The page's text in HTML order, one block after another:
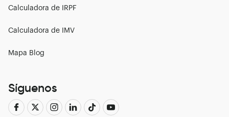
Calculadora de IRPF
Calculadora de IMV
Mapa Blog
Síguenos